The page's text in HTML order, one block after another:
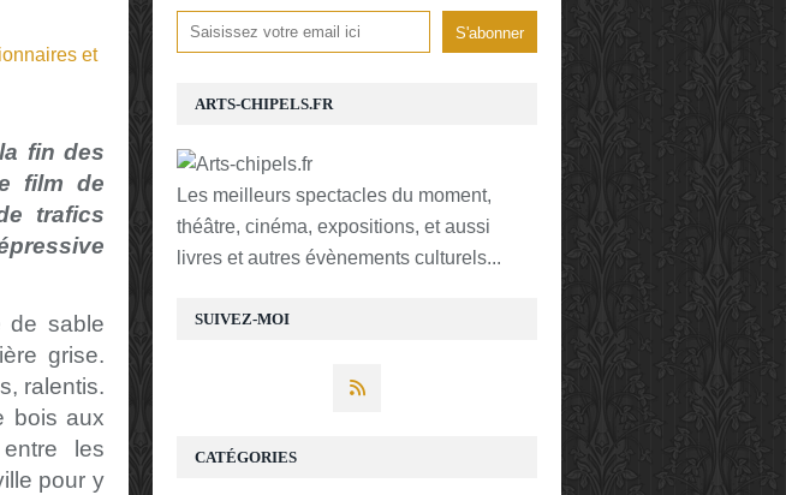
fin des
film de
trafics
de sable
grise.
ralentis.
bois aux
les
pour y
SUIVEZ-MOI
ARTS-CHIPELS.FR
Les meilleurs spectacles du moment,
théâtre, cinéma, expositions, et aussi
livres et autres évènements culturels...
CATÉGORIES